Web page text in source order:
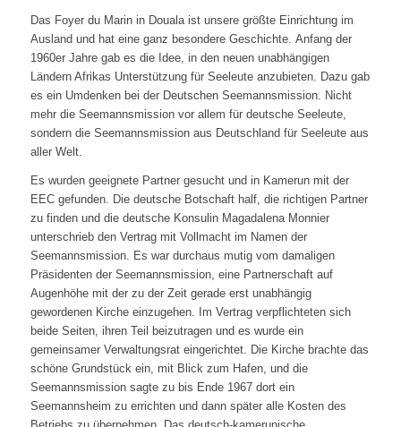
Das Foyer du Marin in Douala ist unsere größte Einrichtung im
Ausland und hat eine ganz besondere Geschichte. Anfang der
1960er Jahre gab es die Idee, in den neuen unabhängigen
Ländern Afrikas Unterstützung für Seeleute anzubieten. Dazu gab
es ein Umdenken bei der Deutschen Seemannsmission. Nicht
mehr die Seemannsmission vor allem für deutsche Seeleute,
sondern die Seemannsmission aus Deutschland für Seeleute aus
aller Welt.
Es wurden geeignete Partner gesucht und in Kamerun mit der
EEC gefunden. Die deutsche Botschaft half, die richtigen Partner
zu finden und die deutsche Konsulin Magadalena Monnier
unterschrieb den Vertrag mit Vollmacht im Namen der
Seemannsmission. Es war durchaus mutig vom damaligen
Präsidenten der Seemannsmission, eine Partnerschaft auf
Augenhöhe mit der zu der Zeit gerade erst unabhängig
gewordenen Kirche einzugehen. Im Vertrag verpflichteten sich
beide Seiten, ihren Teil beizutragen und es wurde ein
gemeinsamer Verwaltungsrat eingerichtet. Die Kirche brachte das
schöne Grundstück ein, mit Blick zum Hafen, und die
Seemannsmission sagte zu bis Ende 1967 dort ein
Seemannsheim zu errichten und dann später alle Kosten des